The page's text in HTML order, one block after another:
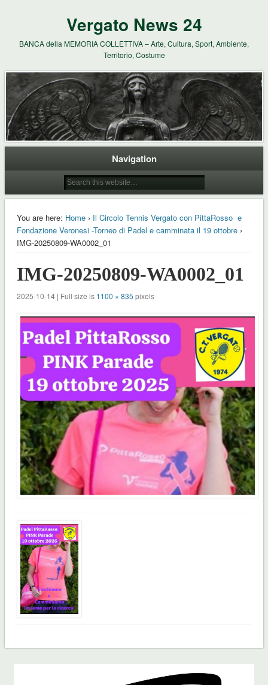
Vergato News 24
BANCA della MEMORIA COLLETTIVA – Arte, Cultura, Sport, Ambiente,
Territorio, Costume
Navigation
You are here: Home› Il Circolo Tennis Vergato con PittaRosso e
Fondazione Veronesi -Torneo di Padel e camminata il 19 ottobre›
IMG-20250809-WA0002_01
IMG-20250809-WA0002_01
2025-10-14 | Full size is 1100 × 835 pixels